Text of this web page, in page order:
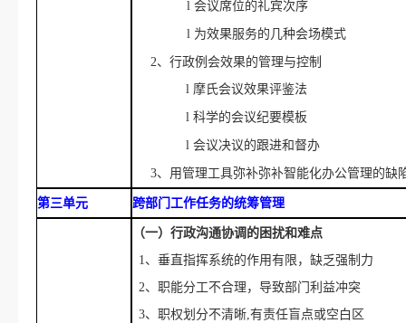
l会议席位的礼宾次序
l 为效果服务的几种会场模式
2、行政例会效果的管理与控制
l 摩氏会议效果评鉴法
l科学的会议纪要模板
l会议决议的跟进和督办
3、用管理工具弥补弥补智能化办公管理的缺
第三单元 跨部门工作任务的统筹管理
（一）行政沟通协调的困扰和难点
1、垂直指挥系统的作用有限，缺乏强制力
2、职能分工不合理，导致部门利益冲突
3、职权划分不清晰,有责任盲点或空白区